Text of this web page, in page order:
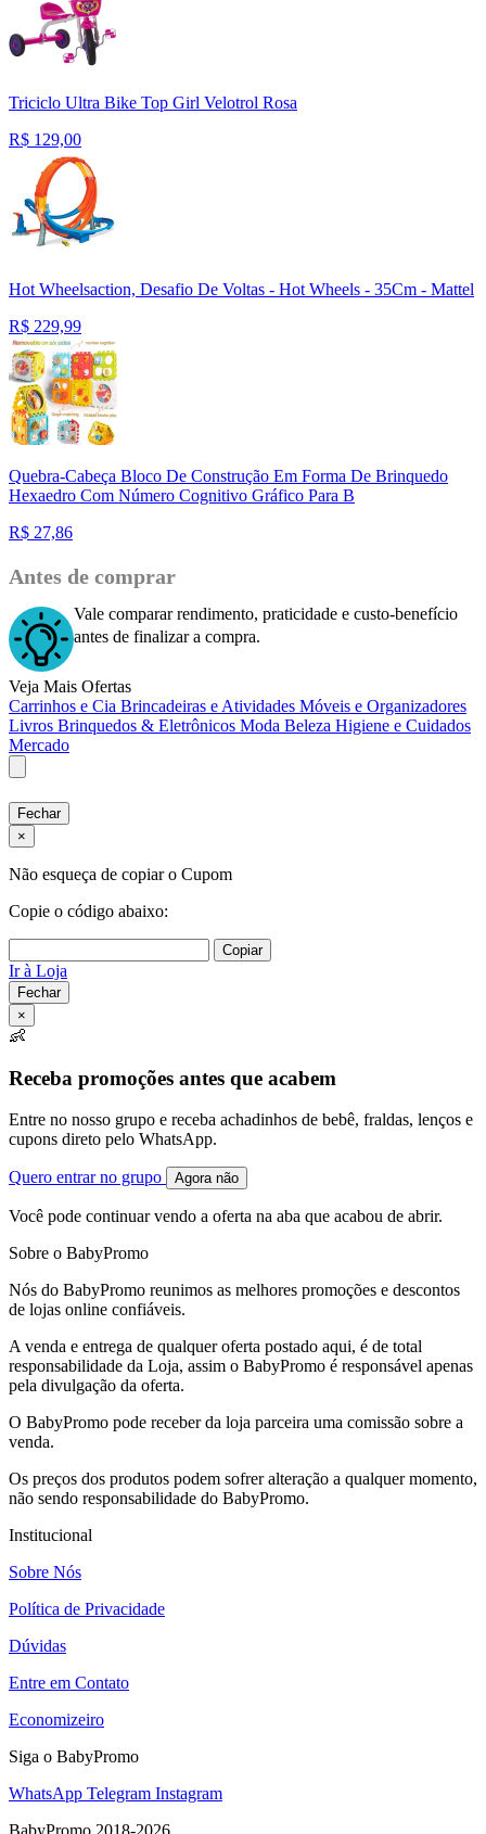
Triciclo Ultra Bike Top Girl Velotrol Rosa
R$ 129,00
Hot Wheelsaction, Desafio De Voltas - Hot Wheels - 35Cm - Mattel
R$ 229,99
Quebra-Cabeça Bloco De Construção Em Forma De Brinquedo
Hexaedro Com Número Cognitivo Gráfico Para B
R$ 27,86
Antes de comprar
Vale comparar rendimento, praticidade e custo-benefício
antes de finalizar a compra.
Veja Mais Ofertas
Carrinhos e Cia Brincadeiras e Atividades Móveis e Organizadores
Livros Brinquedos & Eletrônicos Moda Beleza Higiene e Cuidados
Mercado
Fechar
×
Não esqueça de copiar o Cupom
Copie o código abaixo:
Copiar
Ir à Loja
Fechar
×
👶
Receba promoções antes que acabem
Entre no nosso grupo e receba achadinhos de bebê, fraldas, lenços e
cupons direto pelo WhatsApp.
Quero entrar no grupo Agora não
Você pode continuar vendo a oferta na aba que acabou de abrir.
Sobre o BabyPromo
Nós do BabyPromo reunimos as melhores promoções e descontos
de lojas online confiáveis.
A venda e entrega de qualquer oferta postado aqui, é de total
responsabilidade da Loja, assim o BabyPromo é responsável apenas
pela divulgação da oferta.
O BabyPromo pode receber da loja parceira uma comissão sobre a
venda.
Os preços dos produtos podem sofrer alteração a qualquer momento,
não sendo responsabilidade do BabyPromo.
Institucional
Sobre Nós
Política de Privacidade
Dúvidas
Entre em Contato
Economizeiro
Siga o BabyPromo
WhatsApp Telegram Instagram